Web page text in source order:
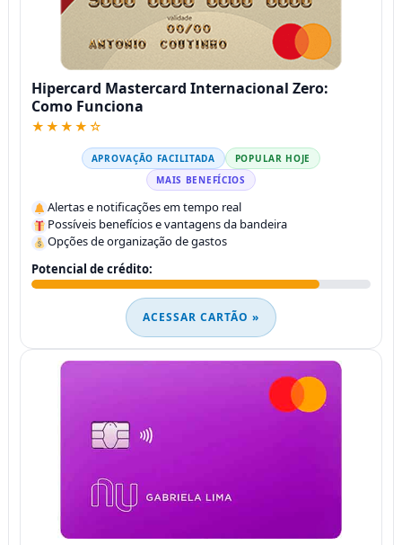
Hipercard Mastercard Internacional Zero:
Como Funciona
★★★★☆
APROVAÇÃO FACILITADA
POPULAR HOJE
MAIS BENEFÍCIOS
Alertas e notificações em tempo real
Possíveis benefícios e vantagens da bandeira
Opções de organização de gastos
Potencial de crédito:
ACESSAR CARTÃO »